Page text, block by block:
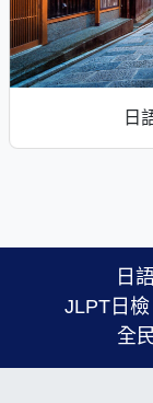
日
日
JLPT日
全